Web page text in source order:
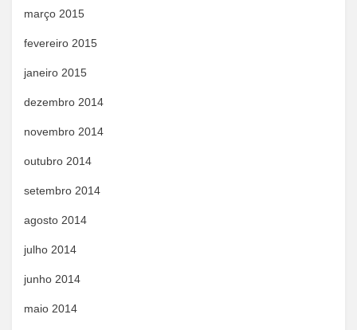
março 2015
fevereiro 2015
janeiro 2015
dezembro 2014
novembro 2014
outubro 2014
setembro 2014
agosto 2014
julho 2014
junho 2014
maio 2014